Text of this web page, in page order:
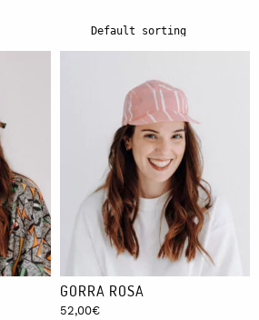
GORRA ROSA
52,00€